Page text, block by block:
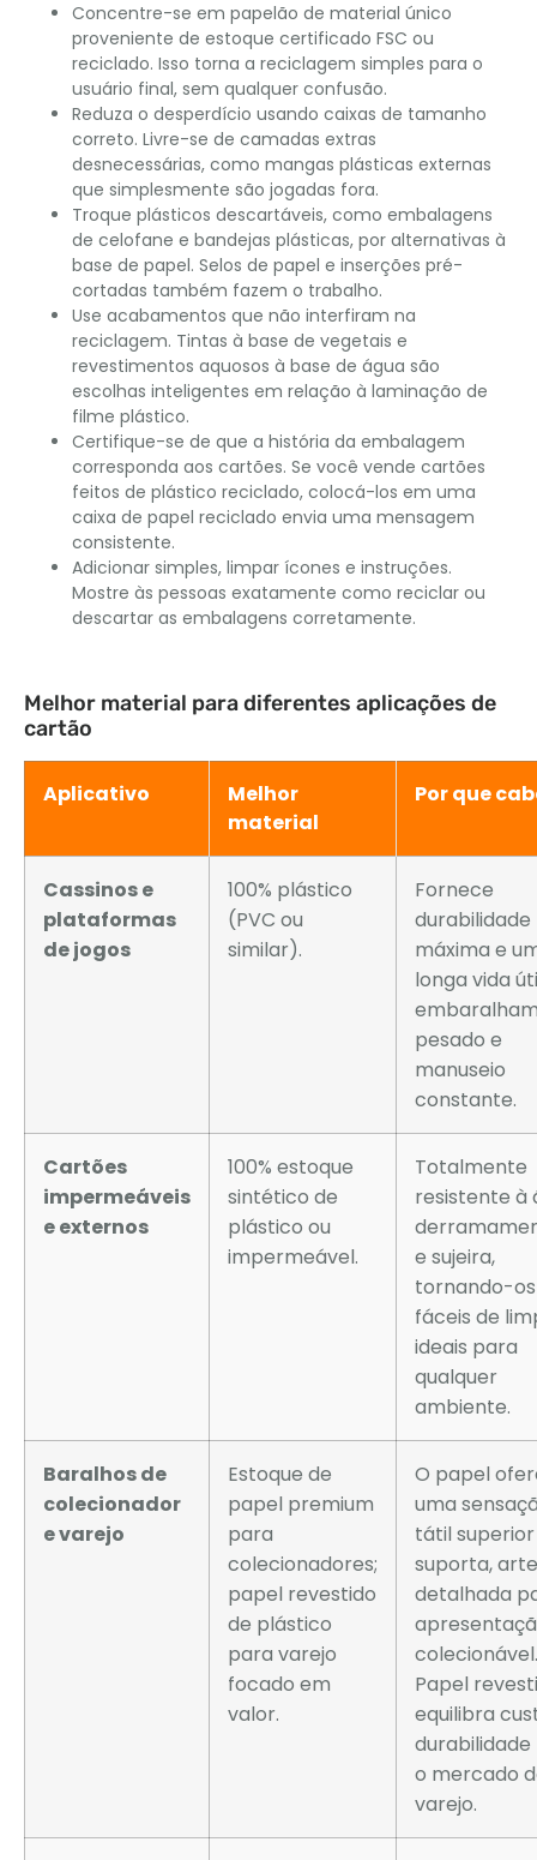
Concentre-se em papelão de material único
proveniente de estoque certificado FSC ou
reciclado. Isso torna a reciclagem simples para o
usuário final, sem qualquer confusão.
Reduza o desperdício usando caixas de tamanho
correto. Livre-se de camadas extras
desnecessárias, como mangas plásticas externas
que simplesmente são jogadas fora.
Troque plásticos descartáveis, como embalagens
de celofane e bandejas plásticas, por alternativas à
base de papel. Selos de papel e inserções pré-
cortadas também fazem o trabalho.
Use acabamentos que não interfiram na
reciclagem. Tintas à base de vegetais e
revestimentos aquosos à base de água são
escolhas inteligentes em relação à laminação de
filme plástico.
Certifique-se de que a história da embalagem
corresponda aos cartões. Se você vende cartões
feitos de plástico reciclado, colocá-los em uma
caixa de papel reciclado envia uma mensagem
consistente.
Adicionar simples, limpar ícones e instruções.
Mostre às pessoas exatamente como reciclar ou
descartar as embalagens corretamente.
Melhor material para diferentes aplicações de
cartão
Aplicativo
Melhor
material
Por que
Cassinos e
plataformas
de jogos
100% plástico
(PVC ou
similar).
Fornece
durabilidade
máxima e
longa vida
pesado e
manuseio
constante.
Cartões
impermeáveis
​​e externos
100% estoque
sintético de
plástico ou
impermeável.
Totalmente
resistente à
e sujeira,
tornando-os
fáceis de
ideais para
qualquer
ambiente.
Baralhos de
colecionador
e varejo
Estoque de
papel premium
para
colecionadores;
papel revestido
de plástico
para varejo
focado em
valor.
O papel
uma
tátil
suporta, arte
detalhada
colecionável.
Papel
equilibra
o mercado
varejo.